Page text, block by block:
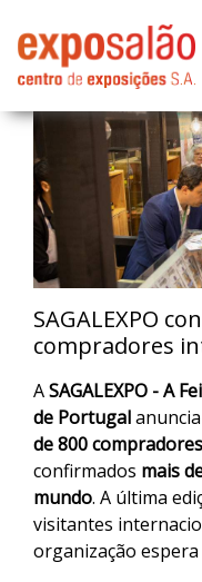
SAGALEXPO
compradores
ASAGALEXPO - A
de Portugal
de800
confirmados mais
mundo. A última
visitantes
organização